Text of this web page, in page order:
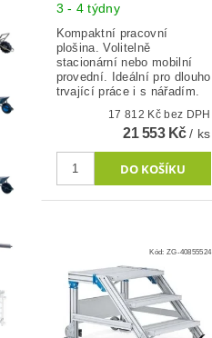
3 - 4 týdny
Kompaktní pracovní
plošina. Volitelně
stacionární nebo mobilní
provední. Ideální pro dlouho
trvající práce i s nářadím.
17 812 Kč bez DPH
21 553 Kč/ ks
Kód: ZG-40855524